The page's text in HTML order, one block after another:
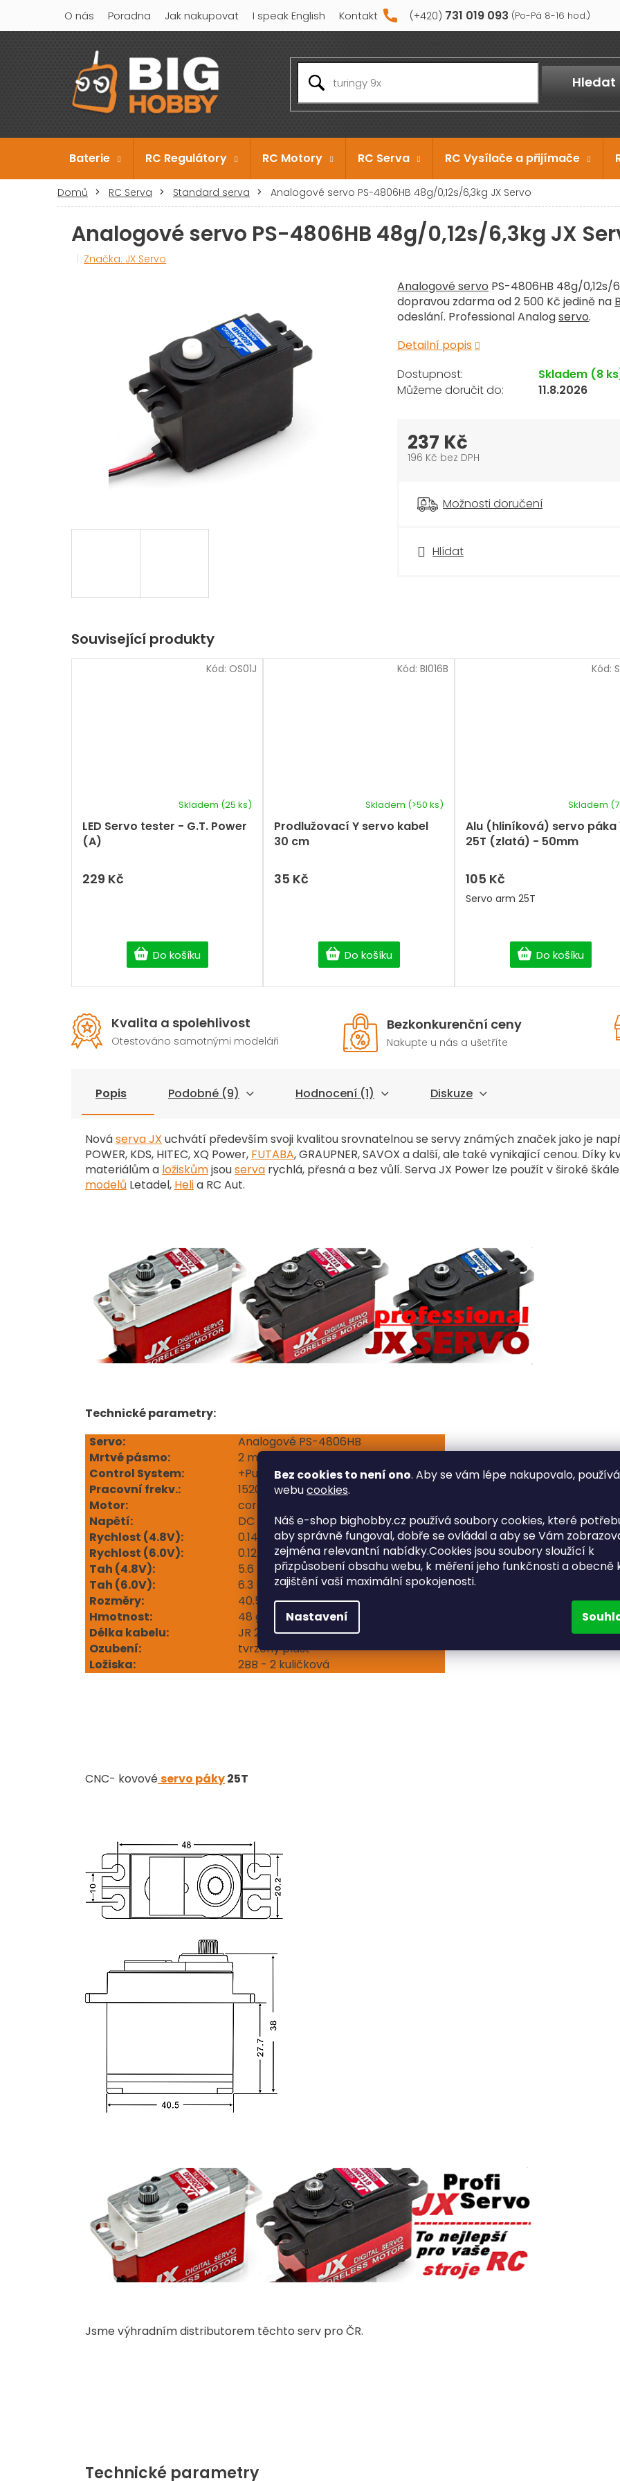
Bez cookies to není ono. Aby se vám lépe nakupovalo,
webucookies.
Náš e-shop bighobby.cz používá soubory cookies, které
aby správně fungoval, dobře se ovládal a aby se Vám
zejména relevantní nabídky.Cookies jsou soubory sloužící k
přizpůsobení obsahu webu, k měření jeho funkčnosti a obecně
zajištění vaší maximální spokojenosti.
Nastavení
obsah
731 019 093
O nás Poradna Jak nakupovat I speak English Kontakt
Hledat
Baterie RC Regulátory RC Motory RC Serva RC Vysílače a přijímače
Domů RC Serva Standard serva Analogové servo PS-4806HB 48g/0,12s/6,3kg JX Servo
Analogové servo PS-4806HB 48g/0,12s/6,3kg JX
Značka: JX Servo
Analogové servo PS-4806HB 48g/0,12s/
dopravou zdarma od 2 500 Kč jedině na
odeslání. Professional Analogservo.
Detailní popis
Hlídat
Skladem (8
11.8.2026
237 Kč
196 Kč bez DPH
Možnosti doručení
Související produkty
LED Servo tester - G.T. Power
(A)
Skladem (25 ks)
229 Kč
Do košíku
Kód: OS01J
Prodlužovací Y servo kabel
30 cm
Skladem (>50 ks)
35 Kč
Do košíku
Kód: BI016B
Alu (hliníková) servo páka
25T (zlatá) - 50mm
Skladem
105 Kč
Do košíku
Servo arm 25T
Kód:
Kvalita a spolehlivost
Otestováno samotnými modeláři
Bezkonkurenční ceny
Nakupte u nás a ušetříte
Popis Podobné (9) Hodnocení (1) Diskuze
Nováserva JX uchvátí především svoji kvalitou srovnatelnou se servy známých značek jako je
POWER, KDS, HITEC, XQ Power, FUTABA, GRAUPNER, SAVOX a další, ale také vynikající cenou. Díky
materiálům a ložiskůmjsouserva rychlá, přesná a bez vůlí. Serva JX Power lze použít v široké škále
modelů Letadel, Helia RC Aut.
Technické parametry:
Servo:
Analogové PS-4806HB
Mrtvé pásmo:
2 micro/sec
Control System:
+Pulse Width Control
Pracovní frekv.:
1520 micro/s/300hz
Motor:
core motor vysoké kvality
Napětí:
DC 4.8 ~ 6.0 V
Rychlost (4.8V):
0.14 sec/60°
Rychlost (6.0V):
0.12 sec/60°
Tah (4.8V):
5.6 kg.cm
Tah (6.0V):
6.3 kg.cm
Rozměry:
40.5 x 20.3 x 38 mm
Hmotnost:
48 g
Délka kabelu:
JR 265 mm
Ozubení:
tvrzený plast
Ložiska: 2BB - 2 kuličková
CNC- kovovéservo páky25T
Jsme výhradním distributorem těchto serv pro ČR.
Technické parametry